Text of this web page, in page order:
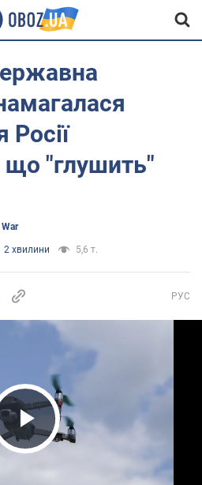
Росії
що "глушить"
War
2 хвилини 5,6 т.
РУС
Video